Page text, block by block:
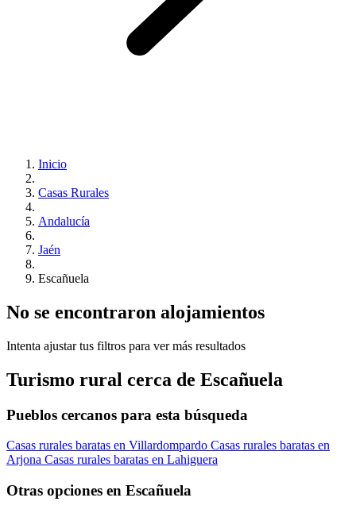
Inicio
Casas Rurales
Andalucía
Jaén
Escañuela
No se encontraron alojamientos
Intenta ajustar tus filtros para ver más resultados
Turismo rural cerca de Escañuela
Pueblos cercanos para esta búsqueda
Casas rurales baratas en Villardompardo Casas rurales baratas en
Arjona Casas rurales baratas en Lahiguera
Otras opciones en Escañuela